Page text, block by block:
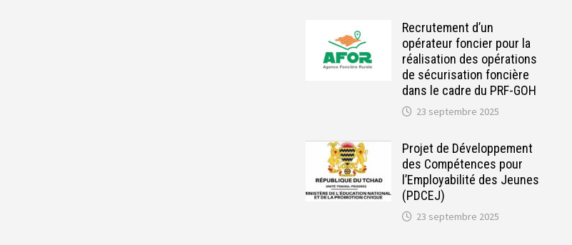
Recrutement d’un
opérateur foncier pour la
réalisation des opérations
de sécurisation foncière
dans le cadre du PRF-GOH
23 septembre 2025
Projet de Développement
des Compétences pour
l’Employabilité des Jeunes
(PDCEJ)
23 septembre 2025